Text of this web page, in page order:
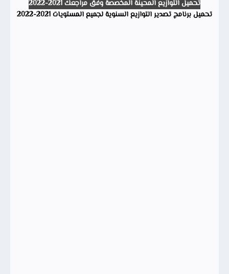
تحميل التوازيع المحينة المخصصة وفق مراجعك 2021-2022
تحميل برنامج تصدير التوازيع السنوية لجميع المستويات 2021-2022